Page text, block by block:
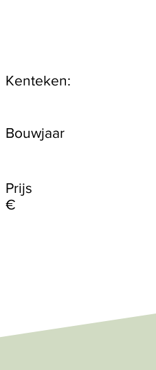
Kenteken:
Prijs
€
Bouwjaar